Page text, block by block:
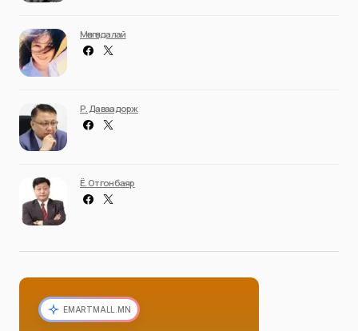
Мөнгөндалай
Р. Даваадорж
Ё. Отгонбаяр
EMARTMALL.MN